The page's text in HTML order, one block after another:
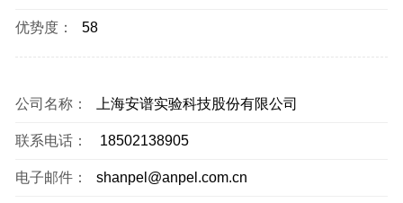
优势度： 58
公司名称： 上海安谱实验科技股份有限公司
联系电话： 18502138905
电子邮件： shanpel@anpel.com.cn